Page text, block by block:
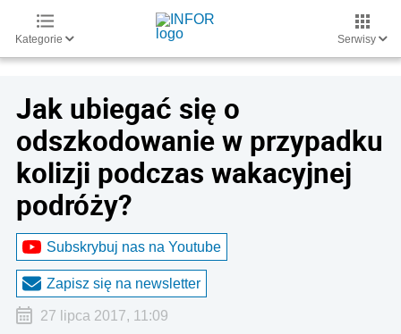
Kategorie Serwisy
Jak ubiegać się o
odszkodowanie w przypadku
kolizji podczas wakacyjnej
podróży?
Subskrybuj nas na Youtube
Zapisz się na newsletter
27 lipca 2017, 11:09